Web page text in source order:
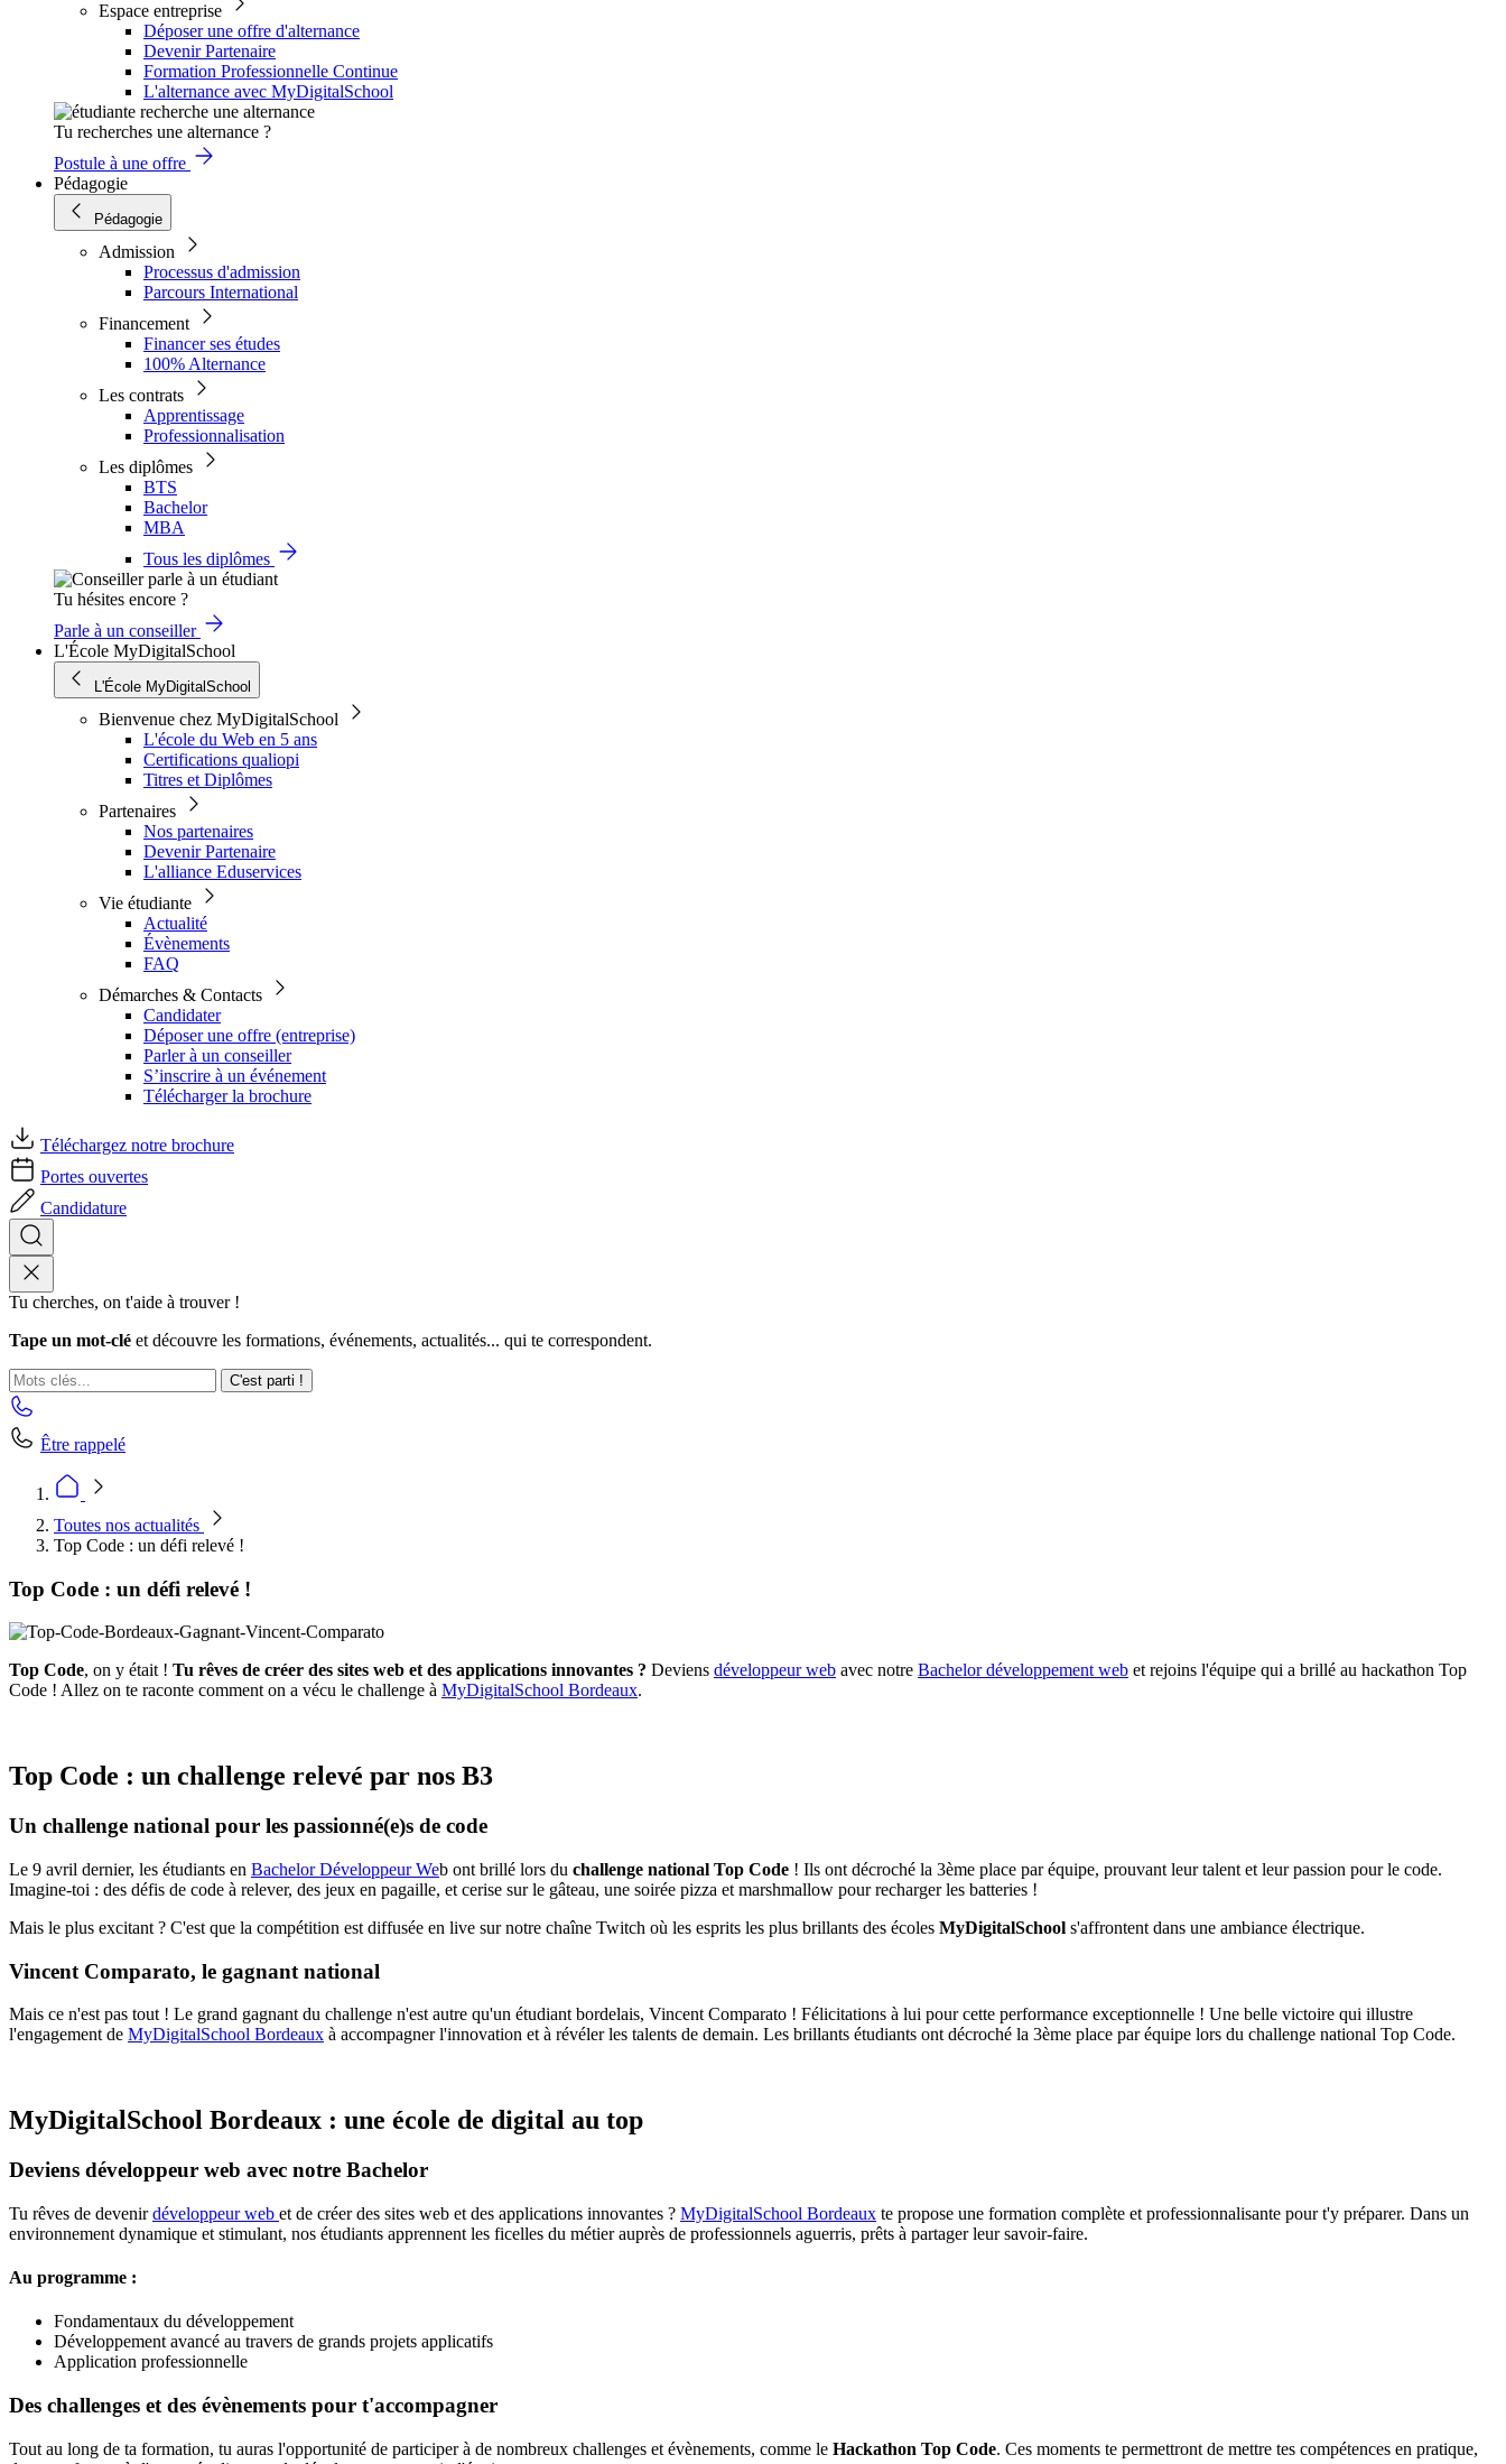
Espace entreprise
Déposer une offre d'alternance
Devenir Partenaire
Formation Professionnelle Continue
L'alternance avec MyDigitalSchool
Tu recherches une alternance ?
Postule à une offre
Pédagogie
Pédagogie
Admission
Processus d'admission
Parcours International
Financement
Financer ses études
100% Alternance
Les contrats
Apprentissage
Professionnalisation
Les diplômes
BTS
Bachelor
MBA
Tous les diplômes
Tu hésites encore ?
Parle à un conseiller
L'École MyDigitalSchool
L'École MyDigitalSchool
Bienvenue chez MyDigitalSchool
L'école du Web en 5 ans
Certifications qualiopi
Titres et Diplômes
Partenaires
Nos partenaires
Devenir Partenaire
L'alliance Eduservices
Vie étudiante
Actualité
Évènements
FAQ
Démarches & Contacts
Candidater
Déposer une offre (entreprise)
Parler à un conseiller
S’inscrire à un événement
Télécharger la brochure
Téléchargez notre brochure
Portes ouvertes
Candidature
Tu cherches, on t'aide à trouver !
Tape un mot-clé et découvre les formations, événements, actualités... qui te correspondent.
C'est parti !
Être rappelé
Toutes nos actualités
Top Code : un défi relevé !
Top Code : un défi relevé !
Top Code, on y était ! Tu rêves de créer des sites web et des applications innovantes ? Deviens développeur web avec notre Bachelor développement web et rejoins l'équipe qui a brillé au hackathon Top
Code ! Allez on te raconte comment on a vécu le challenge à MyDigitalSchool Bordeaux.
Top Code : un challenge relevé par nos B3
Un challenge national pour les passionné(e)s de code
Le 9 avril dernier, les étudiants en Bachelor Développeur Web ont brillé lors du challenge national Top Code ! Ils ont décroché la 3ème place par équipe, prouvant leur talent et leur passion pour le code.
Imagine-toi : des défis de code à relever, des jeux en pagaille, et cerise sur le gâteau, une soirée pizza et marshmallow pour recharger les batteries !
Mais le plus excitant ? C'est que la compétition est diffusée en live sur notre chaîne Twitch où les esprits les plus brillants des écoles MyDigitalSchool s'affrontent dans une ambiance électrique.
Vincent Comparato, le gagnant national
Mais ce n'est pas tout ! Le grand gagnant du challenge n'est autre qu'un étudiant bordelais, Vincent Comparato ! Félicitations à lui pour cette performance exceptionnelle ! Une belle victoire qui illustre
l'engagement de MyDigitalSchool Bordeaux à accompagner l'innovation et à révéler les talents de demain. Les brillants étudiants ont décroché la 3ème place par équipe lors du challenge national Top Code.
MyDigitalSchool Bordeaux : une école de digital au top
Deviens développeur web avec notre Bachelor
Tu rêves de devenirdéveloppeur web et de créer des sites web et des applications innovantes ? MyDigitalSchool Bordeaux te propose une formation complète et professionnalisante pour t'y préparer. Dans un
environnement dynamique et stimulant, nos étudiants apprennent les ficelles du métier auprès de professionnels aguerris, prêts à partager leur savoir-faire.
Au programme :
Fondamentaux du développement
Développement avancé au travers de grands projets applicatifs
Application professionnelle
Des challenges et des évènements pour t'accompagner
Tout au long de ta formation, tu auras l'opportunité de participer à de nombreux challenges et évènements, comme le Hackathon Top Code. Ces moments te permettront de mettre tes compétences en pratique,